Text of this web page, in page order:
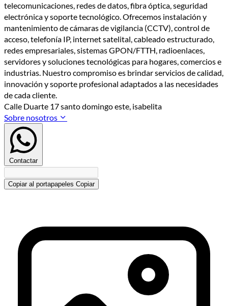
telecomunicaciones, redes de datos, fibra óptica, seguridad
electrónica y soporte tecnológico. Ofrecemos instalación y
mantenimiento de cámaras de vigilancia (CCTV), control de
acceso, telefonía IP, internet satelital, cableado estructurado,
redes empresariales, sistemas GPON/FTTH, radioenlaces,
servidores y soluciones tecnológicas para hogares, comercios e
industrias. Nuestro compromiso es brindar servicios de calidad,
innovación y soporte profesional adaptados a las necesidades
de cada cliente.
Calle Duarte 17 santo domingo este, isabelita
Sobre nosotros
Contactar
Copiar al portapapeles Copiar